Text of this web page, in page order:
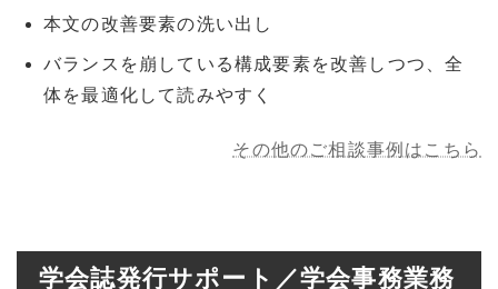
本文の改善要素の洗い出し
バランスを崩している構成要素を改善しつつ、全
体を最適化して読みやすく
その他のご相談事例はこちら
学会誌発行サポート／学会事務業務